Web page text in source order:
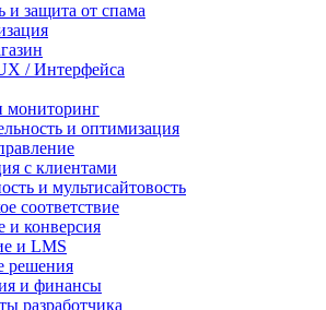
и защита от спама
/ Интерфейса
мониторинг
и оптимизация
с клиентами
и мультисайтовость
соответствие
и конверсия
и LMS
решения
и финансы
разработчика